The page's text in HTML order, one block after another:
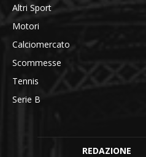
Altri Sport
Motori
Calciomercato
Scommesse
Tennis
Serie B
REDAZIONE